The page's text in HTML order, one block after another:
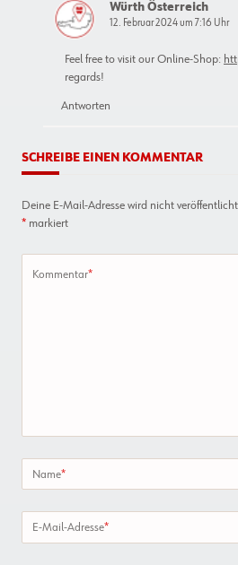
Würth Österreich
12. Februar 2024 um 7:16 Uhr
Feel free to visit our Online-Shop:
regards!
Antworten
SCHREIBE EINEN KOMMENTAR
Deine E-Mail-Adresse wird nicht
* markiert
Kommentar*
Name*
E-Mail-Adresse*